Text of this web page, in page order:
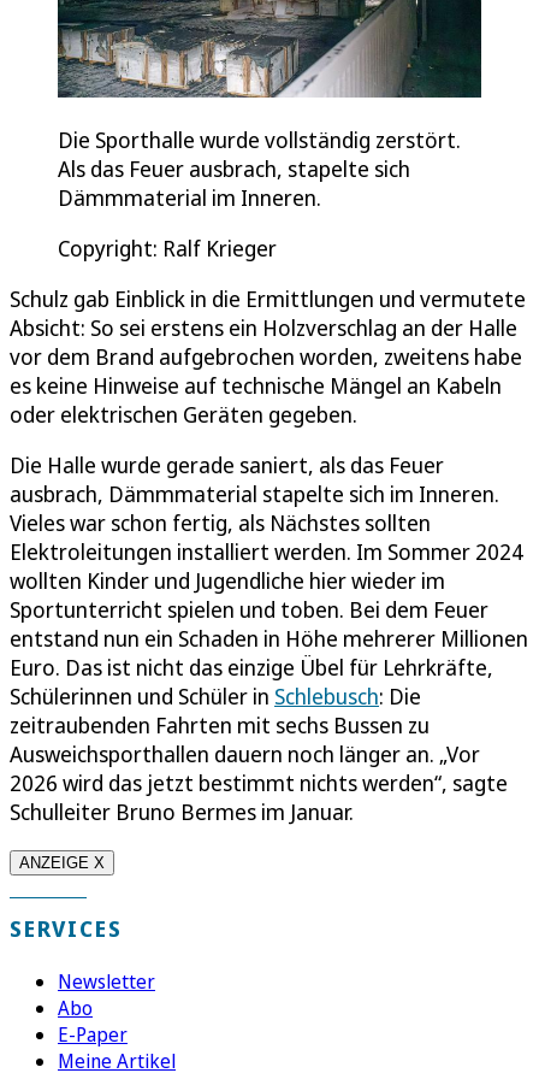
Die Sporthalle wurde vollständig zerstört.
Als das Feuer ausbrach, stapelte sich
Dämmmaterial im Inneren.
Copyright: Ralf Krieger
Schulz gab Einblick in die Ermittlungen und vermutete
Absicht: So sei erstens ein Holzverschlag an der Halle
vor dem Brand aufgebrochen worden, zweitens habe
es keine Hinweise auf technische Mängel an Kabeln
oder elektrischen Geräten gegeben.
Die Halle wurde gerade saniert, als das Feuer
ausbrach, Dämmmaterial stapelte sich im Inneren.
Vieles war schon fertig, als Nächstes sollten
Elektroleitungen installiert werden. Im Sommer 2024
wollten Kinder und Jugendliche hier wieder im
Sportunterricht spielen und toben. Bei dem Feuer
entstand nun ein Schaden in Höhe mehrerer Millionen
Euro. Das ist nicht das einzige Übel für Lehrkräfte,
Schülerinnen und Schüler in Schlebusch: Die
zeitraubenden Fahrten mit sechs Bussen zu
Ausweichsporthallen dauern noch länger an. „Vor
2026 wird das jetzt bestimmt nichts werden“, sagte
Schulleiter Bruno Bermes im Januar.
ANZEIGE X
SERVICES
Newsletter
Abo
E-Paper
Meine Artikel